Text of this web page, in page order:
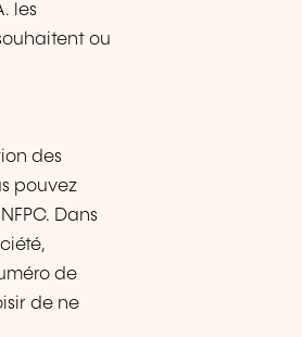
les
ou
des
pouvez
Dans
de
de ne